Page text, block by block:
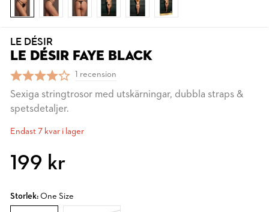
LE DÉSIR
LE DÉSIR FAYE BLACK
1 recension
Sexiga stringtrosor med utskärningar, dubbla straps &
spetsdetaljer.
Endast 7 kvar i lager
199 kr
Storlek: One Size